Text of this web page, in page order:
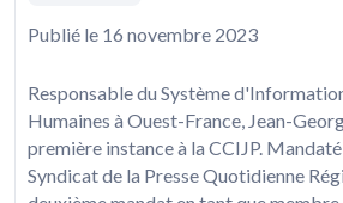
Publié le 16 novembre 2023
Responsable du Système
Humaines à Ouest-France, Jean-
première instance à la CCIJP.
Syndicat de la Presse Quotidienne